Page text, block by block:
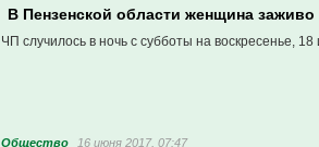
В Пензенской области женщина заживо
ЧП случилось в ночь с субботы на воскресенье,
Общество 16 июня 2017, 07:47